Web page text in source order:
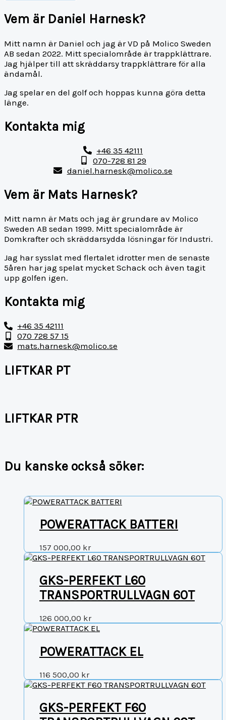
Vem är Daniel Harnesk?
Mitt namn är Daniel och jag är VD på Molico Sweden
AB sedan 2022. Mitt specialområde är trappklättrare.
Jag hjälper till att skräddarsy trappklättrare för alla
ändamål.
Jag spelar en del golf och hoppas kunna göra detta
länge.
Kontakta mig
+46 35 42111
070-728 81 29
daniel.harnesk@molico.se
Vem är Mats Harnesk?
Mitt namn är Mats och jag är grundare av Molico
Sweden AB sedan 1999. Mitt specialområde är
Domkrafter och skräddarsydda lösningar för Industri.
Jag har sysslat med flertalet idrotter men de senaste
5åren har jag spelat mycket Schack och även tagit
upp golfen igen.
Kontakta mig
+46 35 42111
070 728 57 15
mats.harnesk@molico.se
LIFTKAR PT
LIFTKAR PTR
Du kanske också söker:
POWERATTACK BATTERI
157 000,00 kr
GKS-PERFEKT L60
TRANSPORTRULLVAGN 60T
126 000,00 kr
POWERATTACK EL
116 500,00 kr
GKS-PERFEKT F60